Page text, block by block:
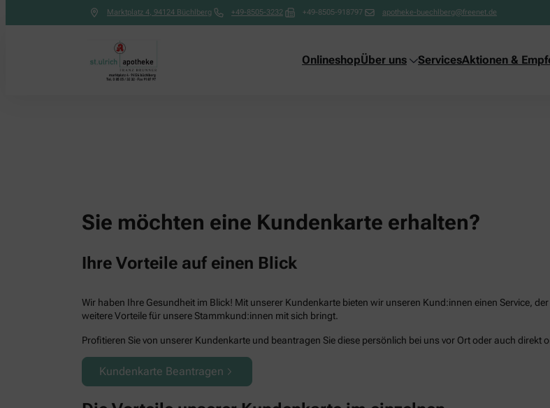
Marktplatz 4, 94124 Büchlberg +49-8505-3232 +49-8505-918797 apotheke-buechlberg@freenet.de
OnlineshopÜber uns ServicesAktionen &
Sie möchten eine Kundenkarte erhalten?
Ihre Vorteile auf einen Blick
Wir haben Ihre Gesundheit im Blick! Mit unserer Kundenkarte bieten wir unseren Kund:innen einen Service,
weitere Vorteile für unsere Stammkund:innen mit sich bringt.
Profitieren Sie von unserer Kundenkarte und beantragen Sie diese persönlich bei uns vor Ort oder auch direkt
Kundenkarte Beantragen